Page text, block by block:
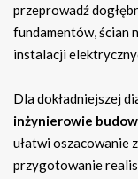
przeprowadź
fundamentów, ścian
instalacji
Dla dokładniejszej
inżynierowie
ułatwi oszacowanie
przygotowanie